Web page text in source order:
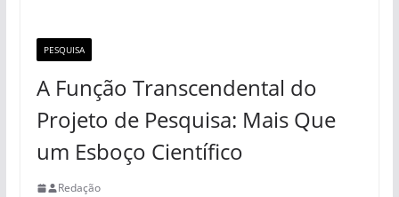
PESQUISA
A Função Transcendental do
Projeto de Pesquisa: Mais Que
um Esboço Científico
Redação